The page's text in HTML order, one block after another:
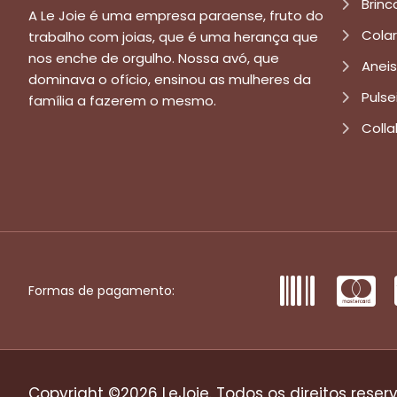
A Le Joie é uma empresa paraense, fruto do
trabalho com joias, que é uma herança que
nos enche de orgulho. Nossa avó, que
dominava o ofício, ensinou as mulheres da
família a fazerem o mesmo.
Aneis
Formas de pagamento: